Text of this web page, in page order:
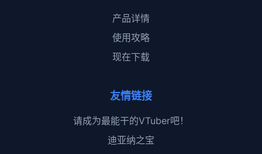
产品详情
使用攻略
现在下载
友情链接
请成为最能干的VTuber吧！
迪亚纳之宝